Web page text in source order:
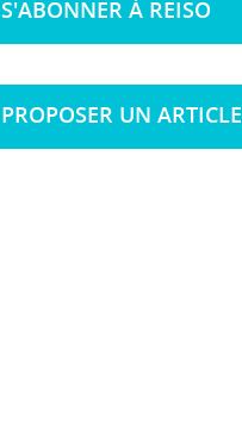
S'ABONNER À REISO
PROPOSER UN ARTICLE